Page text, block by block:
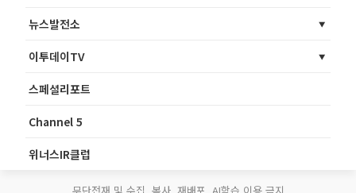
뉴스발전소
이투데이TV
스페셜리포트
Channel 5
위너스IR클럽
무단전재 및 수집, 복사, 재배포, AI학습 이용 금지